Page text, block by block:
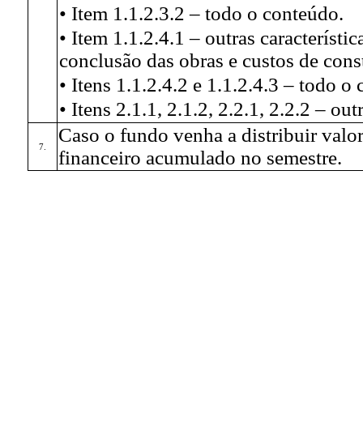
• Item 1.1.2.3.2 – todo o conteúdo.
• Item 1.1.2.4.1 – outras
conclusão das obras e custos de
• Itens 1.1.2.4.2 e 1.1.2.4.3 – todo o
• Itens 2.1.1, 2.1.2, 2.2.1, 2.2.2 –
7.
Caso o fundo venha a distribuir
financeiro acumulado no semestre.